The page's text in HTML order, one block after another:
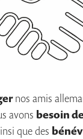
nos amis
avons besoin
que des